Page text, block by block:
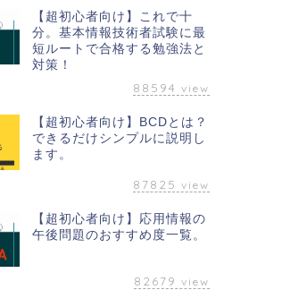
【超初心者向け】これで十
分。基本情報技術者試験に最
短ルートで合格する勉強法と
対策！
88594 view
【超初心者向け】BCDとは？
できるだけシンプルに説明し
ます。
87825 view
【超初心者向け】応用情報の
午後問題のおすすめ度一覧。
82679 view